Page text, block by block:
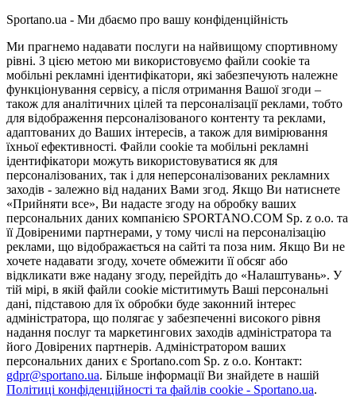
Sportano.ua - Ми дбаємо про вашу конфіденційність
Ми прагнемо надавати послуги на найвищому спортивному
рівні. З цією метою ми використовуємо файли cookie та
мобільні рекламні ідентифікатори, які забезпечують належне
функціонування сервісу, а після отримання Вашої згоди –
також для аналітичних цілей та персоналізації реклами, тобто
для відображення персоналізованого контенту та реклами,
адаптованих до Ваших інтересів, а також для вимірювання
їхньої ефективності. Файли cookie та мобільні рекламні
ідентифікатори можуть використовуватися як для
персоналізованих, так і для неперсоналізованих рекламних
заходів - залежно від наданих Вами згод. Якщо Ви натиснете
«Прийняти все», Ви надасте згоду на обробку ваших
персональних даних компанією SPORTANO.COM Sp. z o.o. та
її Довіреними партнерами, у тому числі на персоналізацію
реклами, що відображається на сайті та поза ним. Якщо Ви не
хочете надавати згоду, хочете обмежити її обсяг або
відкликати вже надану згоду, перейдіть до «Налаштувань». У
тій мірі, в якій файли cookie міститимуть Ваші персональні
дані, підставою для їх обробки буде законний інтерес
адміністратора, що полягає у забезпеченні високого рівня
надання послуг та маркетингових заходів адміністратора та
його Довірених партнерів. Адміністратором ваших
персональних даних є Sportano.com Sp. z o.o. Контакт:
gdpr@sportano.ua. Більше інформації Ви знайдете в нашій
Політиці конфіденційності та файлів cookie - Sportano.ua.